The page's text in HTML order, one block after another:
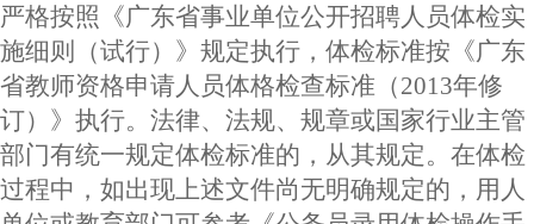
严格按照《广东省事业单位公开招聘人员体检实
施细则（试行）》规定执行，体检标准按《广东
省教师资格申请人员体格检查标准（2013年修
订）》执行。法律、法规、规章或国家行业主管
部门有统一规定体检标准的，从其规定。在体检
过程中，如出现上述文件尚无明确规定的，用人